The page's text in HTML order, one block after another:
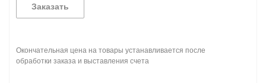
Заказать
Окончательная цена на товары устанавливается после
обработки заказа и выставления счета